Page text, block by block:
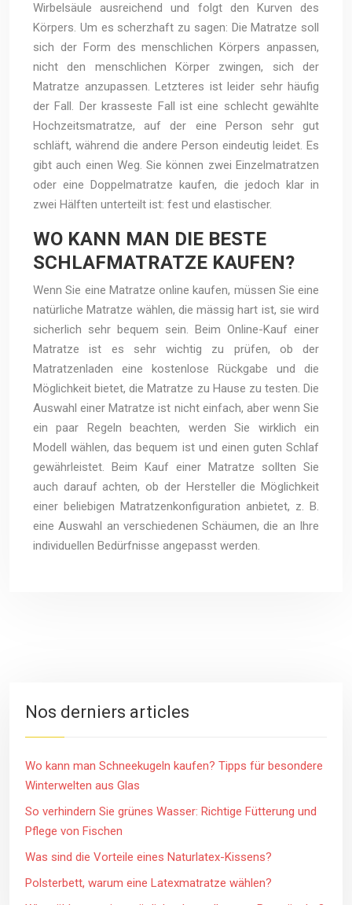
Wirbelsäule ausreichend und folgt den Kurven des
Körpers. Um es scherzhaft zu sagen: Die Matratze soll
sich der Form des menschlichen Körpers anpassen,
nicht den menschlichen Körper zwingen, sich der
Matratze anzupassen. Letzteres ist leider sehr häufig
der Fall. Der krasseste Fall ist eine schlecht gewählte
Hochzeitsmatratze, auf der eine Person sehr gut
schläft, während die andere Person eindeutig leidet. Es
gibt auch einen Weg. Sie können zwei Einzelmatratzen
oder eine Doppelmatratze kaufen, die jedoch klar in
zwei Hälften unterteilt ist: fest und elastischer.
WO KANN MAN DIE BESTE
SCHLAFMATRATZE KAUFEN?
Wenn Sie eine Matratze online kaufen, müssen Sie eine
natürliche Matratze wählen, die mässig hart ist, sie wird
sicherlich sehr bequem sein. Beim Online-Kauf einer
Matratze ist es sehr wichtig zu prüfen, ob der
Matratzenladen eine kostenlose Rückgabe und die
Möglichkeit bietet, die Matratze zu Hause zu testen. Die
Auswahl einer Matratze ist nicht einfach, aber wenn Sie
ein paar Regeln beachten, werden Sie wirklich ein
Modell wählen, das bequem ist und einen guten Schlaf
gewährleistet. Beim Kauf einer Matratze sollten Sie
auch darauf achten, ob der Hersteller die Möglichkeit
einer beliebigen Matratzenkonfiguration anbietet, z. B.
eine Auswahl an verschiedenen Schäumen, die an Ihre
individuellen Bedürfnisse angepasst werden.
Nos derniers articles
Wo kann man Schneekugeln kaufen? Tipps für besondere
Winterwelten aus Glas
So verhindern Sie grünes Wasser: Richtige Fütterung und
Pflege von Fischen
Was sind die Vorteile eines Naturlatex-Kissens?
Polsterbett, warum eine Latexmatratze wählen?